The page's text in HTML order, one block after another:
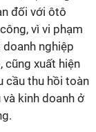
đối với ôtô
vì vi phạm
nghiệp
cũng xuất hiện
cầu thu hồi toàn
kinh doanh ở